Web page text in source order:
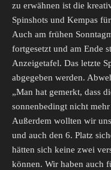
zu erwähnen ist die
Spinshots und Kempas
Auch am frühen
fortgesetzt und am Ende
Anzeigetafel. Das letzte
abgegeben werden.
„Man hat gemerkt, dass
sonnenbedingt nicht
Außerdem wollten wir
und auch den 6. Platz
hätten sich keine zwei
können. Wir haben auch